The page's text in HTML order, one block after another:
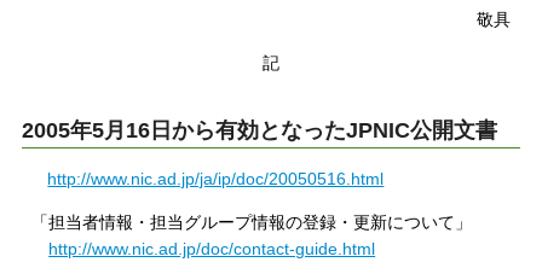
敬具
記
2005年5月16日から有効となったJPNIC公開文書
http://www.nic.ad.jp/ja/ip/doc/20050516.html
「担当者情報・担当グループ情報の登録・更新について」
http://www.nic.ad.jp/doc/contact-guide.html